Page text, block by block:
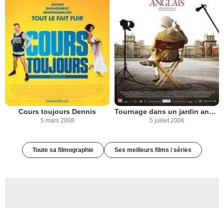
Cours toujours Dennis
5 mars 2008
Tournage dans un jardin anglais
5 juillet 2006
Toute sa filmographie Ses meilleurs films / séries